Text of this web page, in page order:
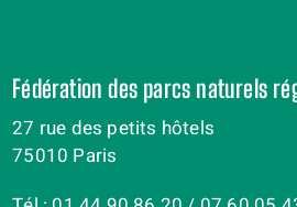
Fédération des parcs naturels
27 rue des petits hôtels
75010 Paris